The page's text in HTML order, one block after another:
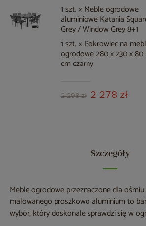
1 szt. × Meble ogrodowe
aluminiowe Katania
Grey / Window Grey 8+1
1 szt. × Pokrowiec na
ogrodowe 280 x 230 x 80
cm czarny
2 298 zł 2 278 zł
Szczegóły
Meble ogrodowe przeznaczone dla
malowanego proszkowo aluminium to
wybór, który doskonale sprawdzi się w